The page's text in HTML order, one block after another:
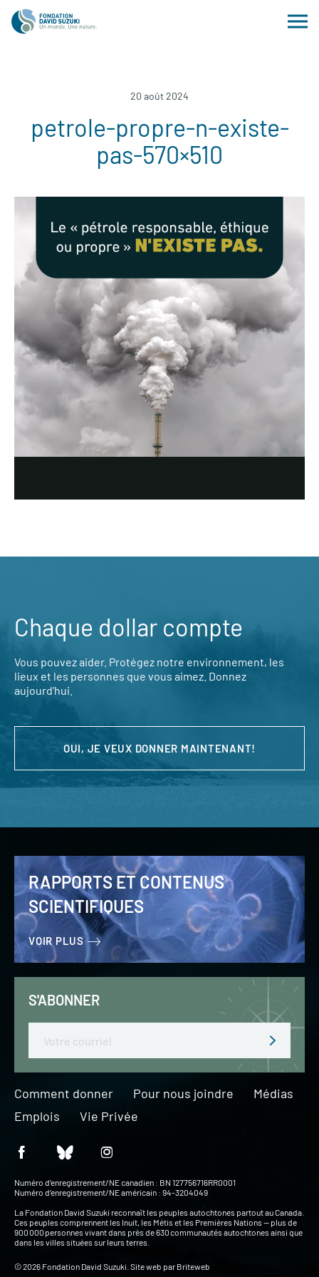
20 août 2024
petrole-propre-n-existe-
pas-570×510
Chaque dollar compte
Vous pouvez aider. Protégez notre environnement, les
lieux et les personnes que vous aimez. Donnez
aujourd’hui.
OUI, JE VEUX DONNER MAINTENANT!
RAPPORTS ET CONTENUS
SCIENTIFIQUES
VOIR PLUS
S'ABONNER
Comment donner Pour nous joindre
Médias
Emplois
Vie Privée
Numéro d’enregistrement/NE canadien : BN 127756716RR0001
Numéro d’enregistrement/NE américain : 94-3204049
La Fondation David Suzuki reconnaît les peuples autochtones partout au Canada.
Ces peuples comprennent les Inuit, les Métis et les Premières Nations — plus de
900 000 personnes vivant dans près de 630 communautés autochtones ainsi que
dans les villes situées sur leurs terres.
© 2026 Fondation David Suzuki. Site web par Briteweb